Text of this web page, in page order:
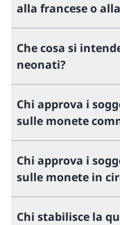
alla francese o
Che cosa si
neonati?
Chi approva i
sulle monete
Chi approva i
sulle monete in
Chi stabilisce la